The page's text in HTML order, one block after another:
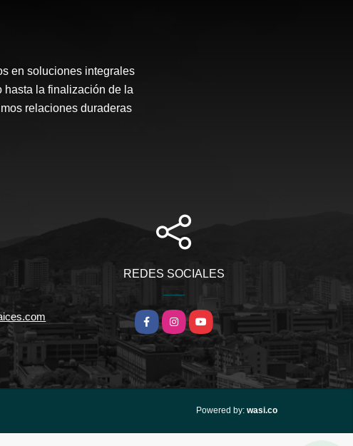
en soluciones integrales
hasta la finalización de la
relaciones duraderas
REDES SOCIALES
FacebookInstagramYouTube
Powered by: wasi.co